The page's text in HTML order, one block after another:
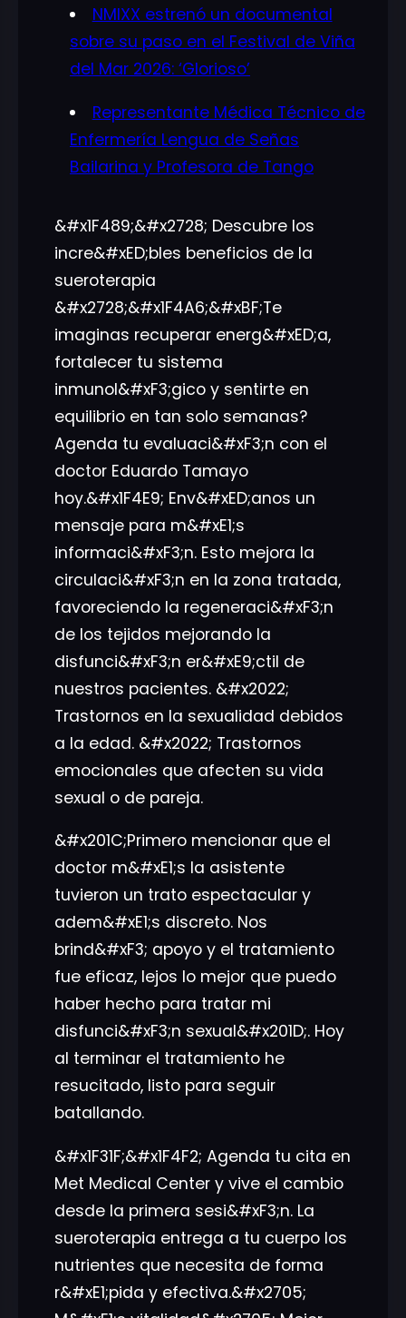
NMIXX estrenó un documental
sobre su paso en el Festival de Viña
del Mar 2026: ‘Glorioso’
Representante Médica Técnico de
Enfermería Lengua de Señas
Bailarina y Profesora de Tango
&#x1F489;&#x2728; Descubre los
incre&#xED;bles beneficios de la
sueroterapia
&#x2728;&#x1F4A6;&#xBF;Te
imaginas recuperar energ&#xED;a,
fortalecer tu sistema
inmunol&#xF3;gico y sentirte en
equilibrio en tan solo semanas?
Agenda tu evaluaci&#xF3;n con el
doctor Eduardo Tamayo
hoy.&#x1F4E9; Env&#xED;anos un
mensaje para m&#xE1;s
informaci&#xF3;n. Esto mejora la
circulaci&#xF3;n en la zona tratada,
favoreciendo la regeneraci&#xF3;n
de los tejidos mejorando la
disfunci&#xF3;n er&#xE9;ctil de
nuestros pacientes. &#x2022;
Trastornos en la sexualidad debidos
a la edad. &#x2022; Trastornos
emocionales que afecten su vida
sexual o de pareja.
&#x201C;Primero mencionar que el
doctor m&#xE1;s la asistente
tuvieron un trato espectacular y
adem&#xE1;s discreto. Nos
brind&#xF3; apoyo y el tratamiento
fue eficaz, lejos lo mejor que puedo
haber hecho para tratar mi
disfunci&#xF3;n sexual&#x201D;. Hoy
al terminar el tratamiento he
resucitado, listo para seguir
batallando.
&#x1F31F;&#x1F4F2; Agenda tu cita en
Met Medical Center y vive el cambio
desde la primera sesi&#xF3;n. La
sueroterapia entrega a tu cuerpo los
nutrientes que necesita de forma
r&#xE1;pida y efectiva.&#x2705;